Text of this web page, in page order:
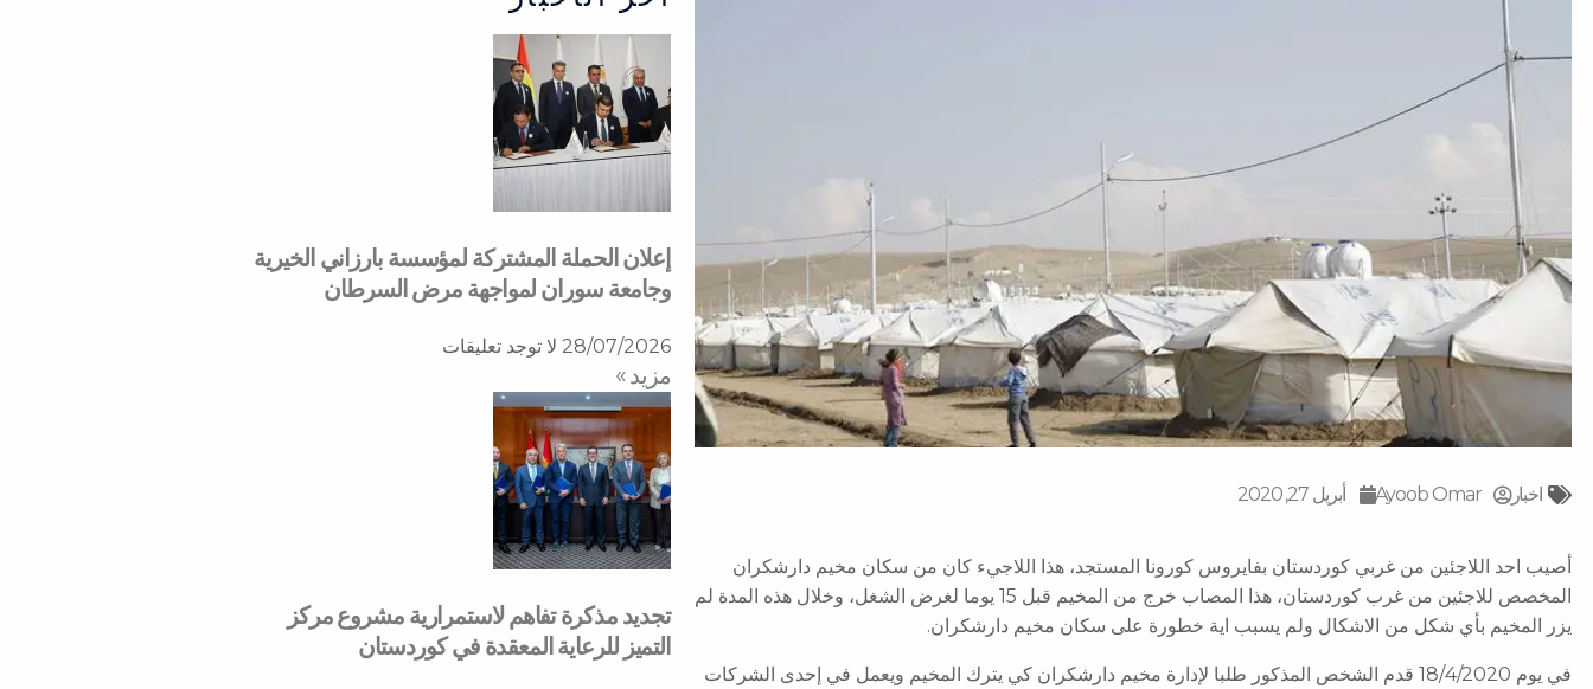
اخبار Ayoob Omar أبريل 27, 2020
أصيب احد اللاجئين من غربي كوردستان بفايروس كورونا المستجد، هذا اللاجيء كان من سكان مخيم دارشكران
المخصص للاجئين من غرب كوردستان، هذا المصاب خرج من المخيم قبل 15 يوما لغرض الشغل، وخلال هذه المدة لم
يزر المخيم بأي شكل من الاشكال ولم يسبب اية خطورة على سكان مخيم دارشكران.
في يوم 18/4/2020 قدم الشخص المذكور طلبا لإدارة مخيم دارشكران كي يترك المخيم ويعمل في إحدى الشركات
إعلان الحملة المشتركة لمؤسسة بارزاني الخيرية
وجامعة سوران لمواجهة مرض السرطان
28/07/2026 لا توجد تعليقات
مزید »
تجديد مذكرة تفاهم لاستمرارية مشروع مركز
التميز للرعاية المعقدة في كوردستان